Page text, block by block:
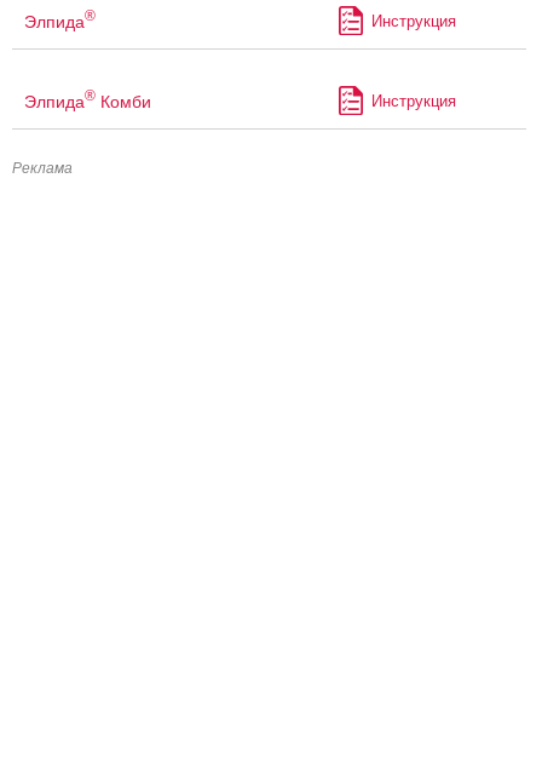
Элпида® Инструкция
Элпида® Комби Инструкция
Реклама